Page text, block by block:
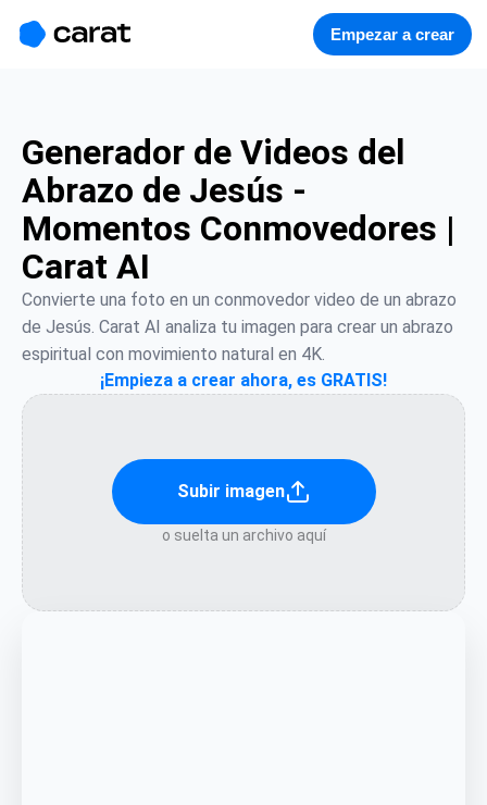
Empezar a crear
Generador de Videos del
Abrazo de Jesús -
Momentos Conmovedores |
Carat AI
Convierte una foto en un conmovedor video de un abrazo
de Jesús. Carat AI analiza tu imagen para crear un abrazo
espiritual con movimiento natural en 4K.
¡Empieza a crear ahora, es GRATIS!
Subir imagen
o suelta un archivo aquí